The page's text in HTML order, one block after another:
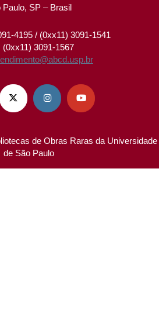
Paulo, SP – Brasil
4195 / (0xx11) 3091-1541
(0xx11) 3091-1567
  
de Obras Raras da Universidade
de São Paulo